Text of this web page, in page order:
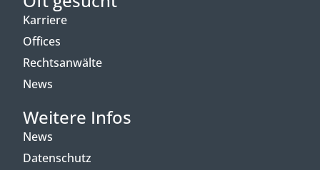
Karriere
Offices
Rechtsanwälte
News
Weitere Infos
News
Datenschutz